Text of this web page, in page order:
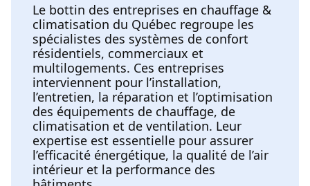
Le bottin des entreprises en chauffage &
climatisation du Québec regroupe les
spécialistes des systèmes de confort
résidentiels, commerciaux et
multilogements. Ces entreprises
interviennent pour l’installation,
l’entretien, la réparation et l’optimisation
des équipements de chauffage, de
climatisation et de ventilation. Leur
expertise est essentielle pour assurer
l’efficacité énergétique, la qualité de l’air
intérieur et la performance des